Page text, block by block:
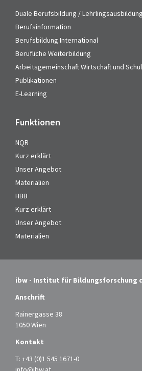
Duale Berufsbildung / Lehrlingsausbildung
Berufsinformation
Berufsbildung International
Berufliche Weiterbildung
Arbeitsgemeinschaft Wirtschaft und
Publikationen
E-Learning
Funktionen
NQR
Kurz erklärt
Unser Angebot
Materialien
HBB
Kurz erklärt
Unser Angebot
Materialien
ibw - Institut für Bildungsforschung
Anschrift
Rainergasse 38
1050 Wien
Kontakt
T: +43 (0)1 545 1671-0